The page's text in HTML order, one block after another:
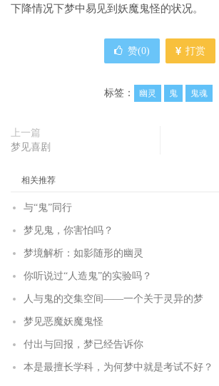
下降情况下梦中易见到妖魔鬼怪的状况。
赞(0) 打赏
标签： 幽灵 鬼 鬼魂
上一篇
梦见喜剧
相关推荐
与“鬼”同行
梦见鬼，你害怕吗？
梦境解析：如影随形的幽灵
你听说过“人造鬼”的实验吗？
人与鬼的交集空间——一个关于灵异的梦
梦见恶魔妖魔鬼怪
付出与回报，梦已经告诉你
本是最擅长学科，为何梦中就是考试不好？